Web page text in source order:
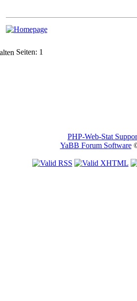
Seiten: 1
PHP-Web-Stat
YaBB Forum Software©